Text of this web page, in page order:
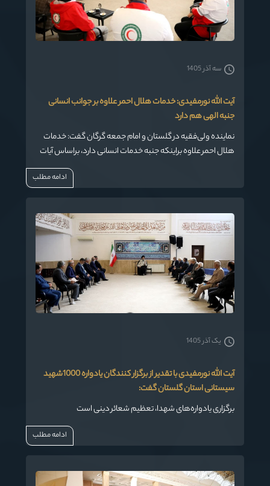
آیت الله نورمفیدی: خدمات هلال احمر علاوه بر جوانب انسانی
جنبه الهی هم دارد
نماینده ولی‌فقیه در گلستان و امام جمعه گرگان گفت: خدمات
هلال احمر علاوه براینکه جنبه خدمات انسانی دارد، براساس آیات
سه آذر 1405
ادامه مطلب
آیت الله نورمفیدی با تقدیر از برگزار کنندگان یادواره 1000شهید
سیستانی استان گلستان گفت:
برگزاری یادواره‌های شهدا، تعظیم شعائر دینی است
یک آذر 1405
ادامه مطلب